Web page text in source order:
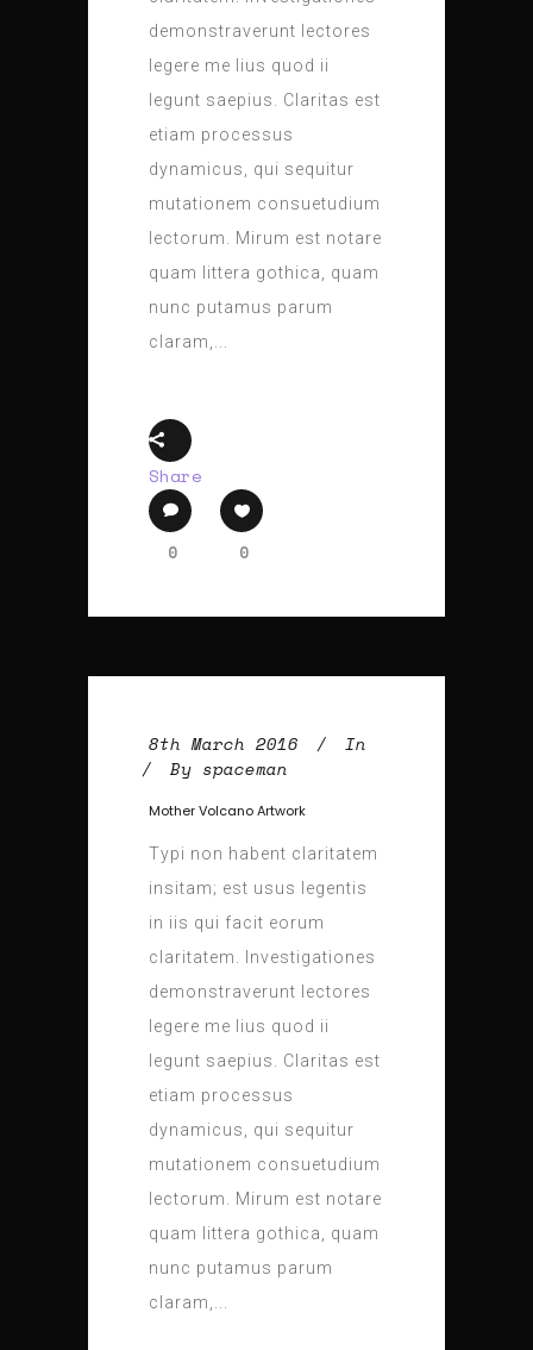
demonstraverunt lectores
legere me lius quod ii
legunt saepius. Claritas est
etiam processus
dynamicus, qui sequitur
mutationem consuetudium
lectorum. Mirum est notare
quam littera gothica, quam
nunc putamus parum
claram,...
Share
0 0
8th March 2016
In
By spaceman
Mother Volcano Artwork
Typi non habent claritatem
insitam; est usus legentis
in iis qui facit eorum
claritatem. Investigationes
demonstraverunt lectores
legere me lius quod ii
legunt saepius. Claritas est
etiam processus
dynamicus, qui sequitur
mutationem consuetudium
lectorum. Mirum est notare
quam littera gothica, quam
nunc putamus parum
claram,...